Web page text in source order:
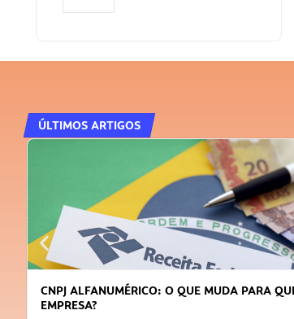
ÚLTIMOS ARTIGOS
CNPJ ALFANUMÉRICO: O QUE MUDA PARA
EMPRESA?